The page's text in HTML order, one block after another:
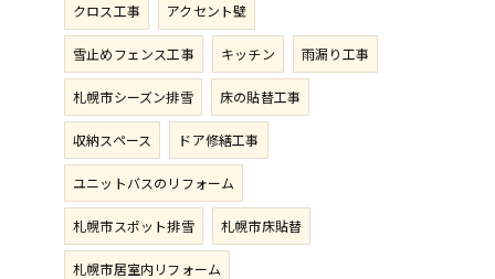
クロス工事 アクセント壁
雪止めフェンス工事 キッチン 雨漏り工事
札幌市シーズン排雪 床の貼替工事
収納スペース ドア修繕工事
ユニットバスのリフォーム
札幌市スポット排雪 札幌市床貼替
札幌市居室内リフォーム